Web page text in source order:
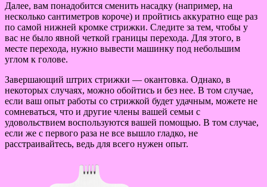
Далее, вам понадобится сменить насадку (например, на
несколько сантиметров короче) и пройтись аккуратно еще раз
по самой нижней кромке стрижки. Следите за тем, чтобы у
вас не было явной четкой границы перехода. Для этого, в
месте перехода, нужно вывести машинку под небольшим
углом к голове.
Завершающий штрих стрижки — окантовка. Однако, в
некоторых случаях, можно обойтись и без нее. В том случае,
если ваш опыт работы со стрижкой будет удачным, можете не
сомневаться, что и другие члены вашей семьи с
удовольствием воспользуются вашей помощью. В том случае,
если же с первого раза не все вышло гладко, не
расстраивайтесь, ведь для всего нужен опыт.